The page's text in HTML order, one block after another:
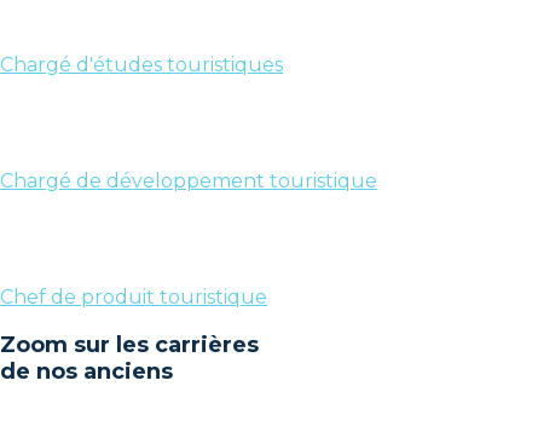
Chargé d'études touristiques
Chargé de développement touristique
Chef de produit touristique
Zoom sur les carrières
de nos anciens